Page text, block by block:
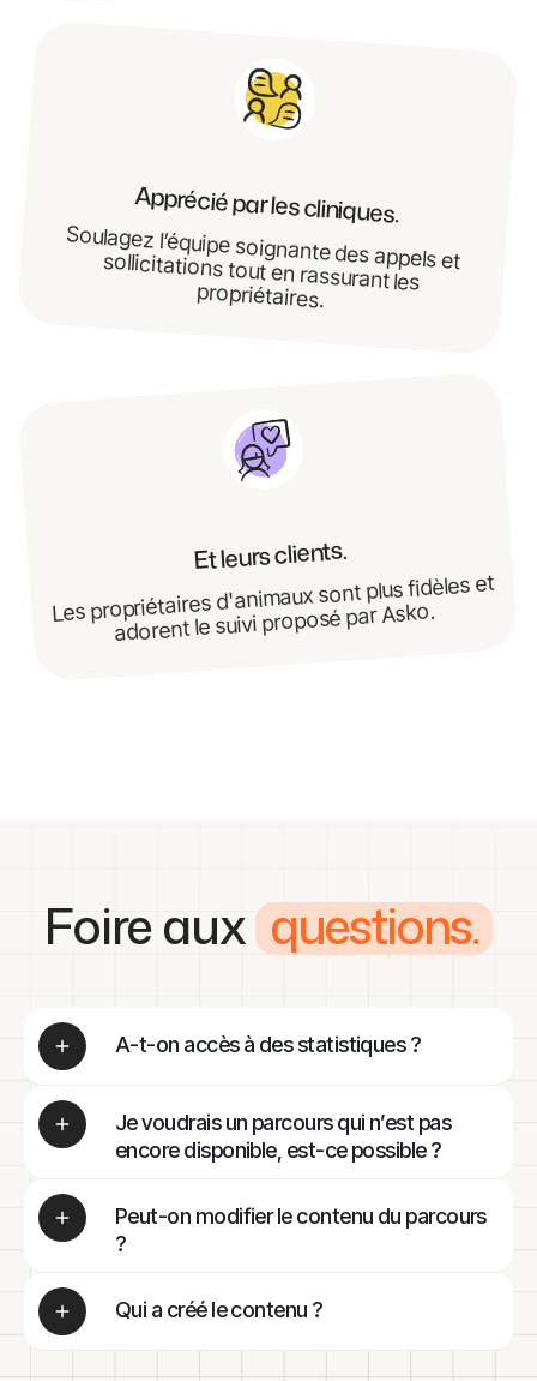
Apprécié par les cliniques.
Soulagez l’équipe soignante des appels et sollicitations tout en rassurant les
propriétaires.
Et leurs clients.
Les propriétaires d'animaux sont plus fidèles et
adorent le suivi proposé par Asko.
Foire aux questions.
A-t-on accès à des statistiques ?
statistiques détaillées pour les cliniques,
ainsi qu’une vue d’ensemble globale.
Je voudrais un parcours qui n’est pas
encore disponible, est-ce possible ?
mesure, en fonction de vos besoins et de
vos priorités stratégiques.
Peut-on modifier le contenu du parcours
?
existant qu'on adapte ensuite selon vos
Qui a créé le contenu ?
Le contenu est toujours créé en équipe par